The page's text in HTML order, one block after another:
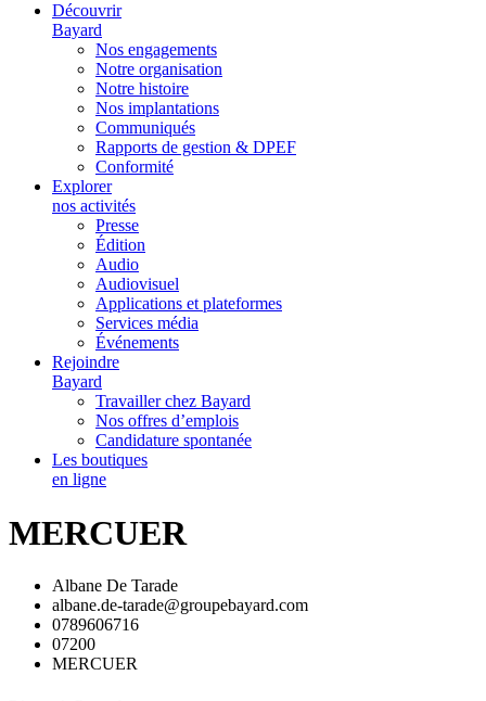
Découvrir
Bayard
Nos engagements
Notre organisation
Notre histoire
Nos implantations
Communiqués
Rapports de gestion & DPEF
Conformité
Explorer
nos activités
Presse
Édition
Audio
Audiovisuel
Applications et plateformes
Services média
Événements
Rejoindre
Bayard
Travailler chez Bayard
Nos offres d’emplois
Candidature spontanée
Les boutiques
en ligne
MERCUER
Albane De Tarade
albane.de-tarade@groupebayard.com
0789606716
07200
MERCUER